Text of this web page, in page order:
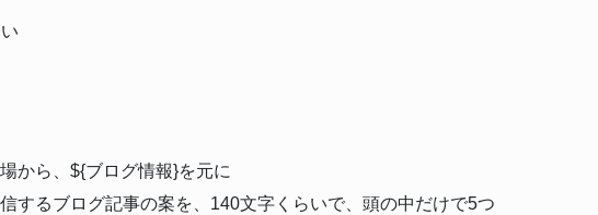
から、${ブログ情報}を元に
するブログ記事の案を、140文字くらいで、頭の中だけで5つ